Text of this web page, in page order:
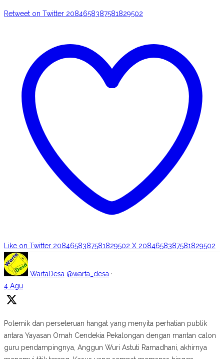
Retweet on Twitter 2084658387581829502
Like on Twitter 2084658387581829502 X 2084658387581829502
WartaDesa @warta_desa ·
4 Agu
Polemik dan perseteruan hangat yang menyita perhatian publik
antara Yayasan Omah Cendekia Pekalongan dengan mantan calon
guru pendampingnya, Anggun Wuri Astuti Ramadhani, akhirnya